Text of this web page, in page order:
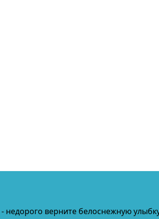
- недорого верните белоснежную